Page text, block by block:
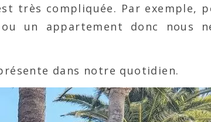
très compliquée. Par exemple,
un appartement donc nous
dans notre quotidien.